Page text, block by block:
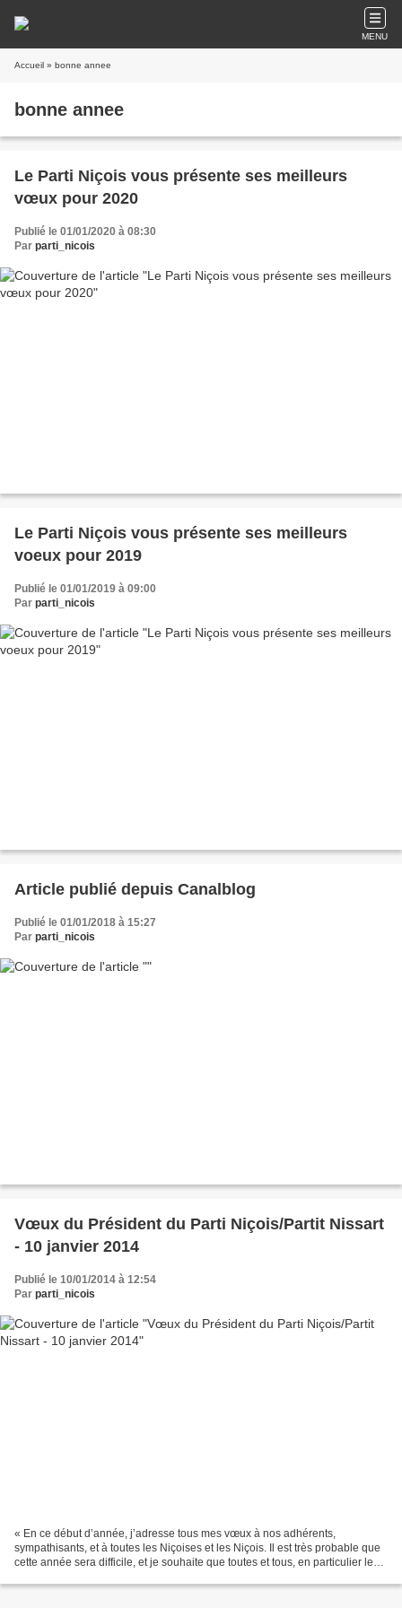
MENU
Accueil » bonne annee
bonne annee
Le Parti Niçois vous présente ses meilleurs
vœux pour 2020
Publié le 01/01/2020 à 08:30
Par parti_nicois
Le Parti Niçois vous présente ses meilleurs
voeux pour 2019
Publié le 01/01/2019 à 09:00
Par parti_nicois
Article publié depuis Canalblog
Publié le 01/01/2018 à 15:27
Par parti_nicois
Vœux du Président du Parti Niçois/Partit Nissart
- 10 janvier 2014
Publié le 10/01/2014 à 12:54
Par parti_nicois
« En ce début d’année, j’adresse tous mes vœux à nos adhérents,
sympathisants, et à toutes les Niçoises et les Niçois. Il est très probable que
cette année sera difficile, et je souhaite que toutes et tous, en particulier les